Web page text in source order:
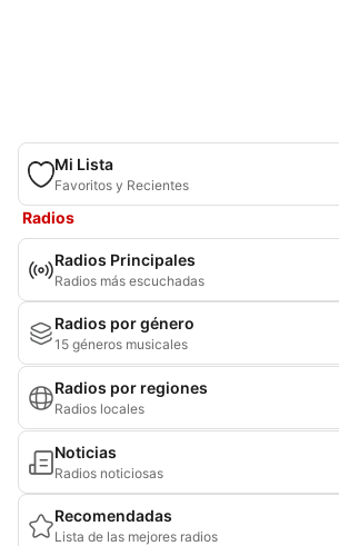
Mi Lista
Favoritos y Recientes
Radios
Radios Principales
Radios más escuchadas
Radios por género
15 géneros musicales
Radios por regiones
Radios locales
Noticias
Radios noticiosas
Recomendadas
Lista de las mejores radios